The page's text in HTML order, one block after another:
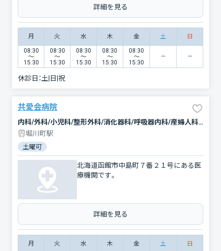
詳細を見る
月 火 水 木 金 土 日
08:30
〜
15:30
08:30
〜
15:30
08:30
〜
15:30
08:30
〜
15:30
08:30
〜
15:30
休診日：土|日|祝
共愛会病院
内科/外科/小児科/整形外科/消化器科/呼吸器内科/産婦人科/皮膚科/泌尿器科/眼科/歯科/歯科口腔外科/リハビリテーション/心療内科/麻酔科/形成外科/放射線科/耳鼻咽喉科
堀川町駅
土曜可
北海道函館市中島町７番２１号にある医
療機関です。
詳細を見る
月 火 水 木 金 土 日